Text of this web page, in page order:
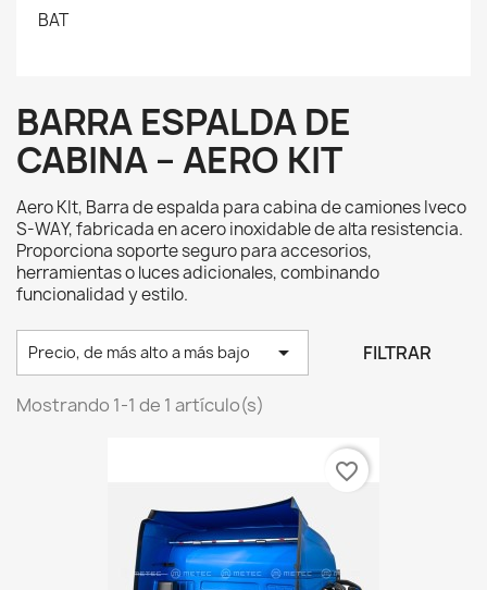
BAT
BARRA ESPALDA DE
CABINA – AERO KIT
Aero KIt, Barra de espalda para cabina de camiones Iveco
S-WAY, fabricada en acero inoxidable de alta resistencia.
Proporciona soporte seguro para accesorios,
herramientas o luces adicionales, combinando
funcionalidad y estilo.
Precio, de más alto a más bajo  FILTRAR
Mostrando 1-1 de 1 artículo(s)
favorite_border